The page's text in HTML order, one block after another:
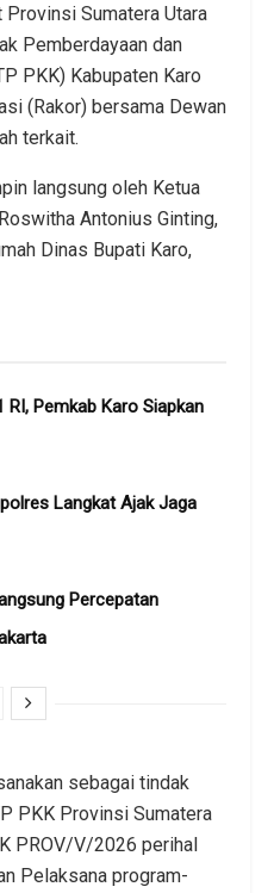
Sumatera Utara
Pemberdayaan dan
PKK) Kabupaten Karo
(Rakor) bersama Dewan
terkait.
langsung oleh Ketua
Antonius Ginting,
Dinas Bupati Karo,
RI, Pemkab Karo Siapkan
Langkat Ajak Jaga
Percepatan
sebagai tindak
PKK Provinsi Sumatera
PROV/V/2026 perihal
Pelaksana program-